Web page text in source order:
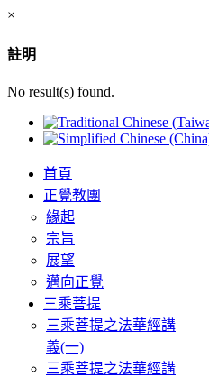
×
註明
No result(s) found.
首頁
正覺教團
緣起
宗旨
展望
邁向正覺
三乘菩提
三乘菩提之法華經講
義(一)
三乘菩提之法華經講